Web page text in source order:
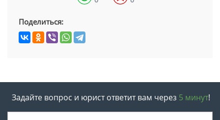
Поделиться:
Задайте вопрос и юрист ответит вам через 5 минут!